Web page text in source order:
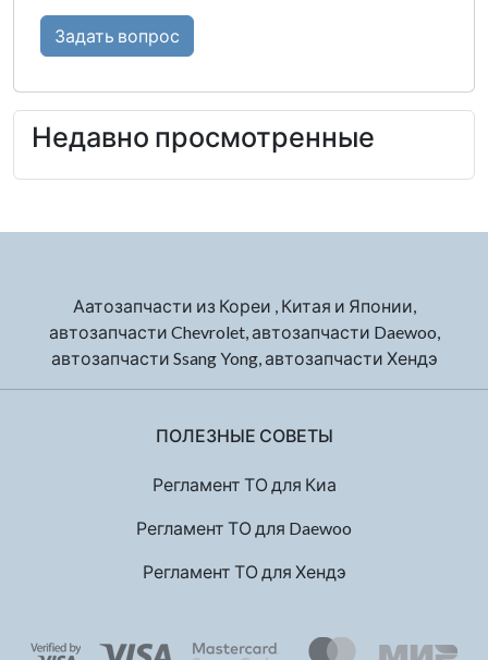
Задать вопрос
Недавно просмотренные
Аатозапчасти из Кореи , Китая и Японии,
автозапчасти Chevrolet, автозапчасти Daewoo,
автозапчасти Ssang Yong, автозапчасти Хендэ
ПОЛЕЗНЫЕ СОВЕТЫ
Регламент ТО для Киа
Регламент ТО для Daewoo
Регламент ТО для Хендэ